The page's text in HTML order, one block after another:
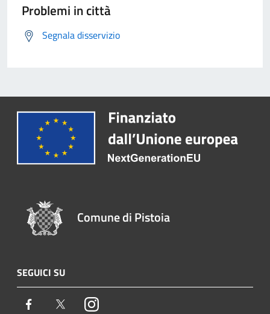
Problemi in città
Segnala disservizio
Comune di Pistoia
SEGUICI SU
Facebook TwitterInstagram